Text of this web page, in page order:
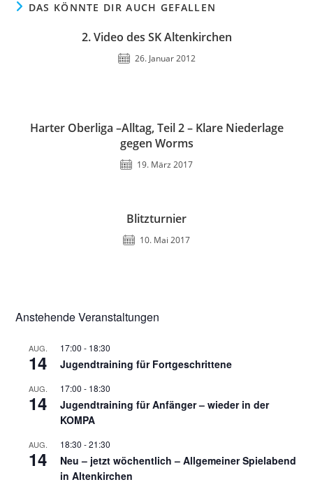
DAS KÖNNTE DIR AUCH GEFALLEN
2. Video des SK Altenkirchen
26. Januar 2012
Harter Oberliga –Alltag, Teil 2 – Klare Niederlage
gegen Worms
19. März 2017
Blitzturnier
10. Mai 2017
Anstehende Veranstaltungen
AUG.
14
17:00 - 18:30
Jugendtraining für Fortgeschrittene
AUG.
14
17:00 - 18:30
Jugendtraining für Anfänger – wieder in der
KOMPA
AUG.
14
18:30 -21:30
Neu – jetzt wöchentlich – Allgemeiner Spielabend
in Altenkirchen